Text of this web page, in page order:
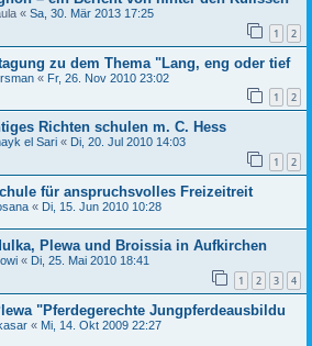
« Sa, 30. Mär 2013 17:25
1 2
zu dem Thema "Lang, eng oder tief
« Fr, 26. Nov 2010 23:02
1 2
Richten schulen m. C. Hess
el Sari « Di, 20. Jul 2010 14:03
1 2
für anspruchsvolles Freizeitreit
« Di, 15. Jun 2010 10:28
Plewa und Broissia in Aufkirchen
« Di, 25. Mai 2010 18:41
1 2 3 4
"Pferdegerechte Jungpferdeausbildu
« Mi, 14. Okt 2009 22:27